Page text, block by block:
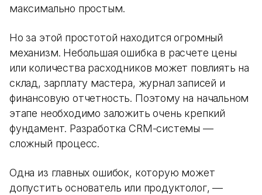
максимально простым.
Но за этой простотой находится огромный
механизм. Небольшая ошибка в расчете цены
или количества расходников может повлиять на
склад, зарплату мастера, журнал записей и
финансовую отчетность. Поэтому на начальном
этапе необходимо заложить очень крепкий
фундамент. Разработка CRM-системы —
сложный процесс.
Одна из главных ошибок, которую может
допустить основатель или продуктолог, —